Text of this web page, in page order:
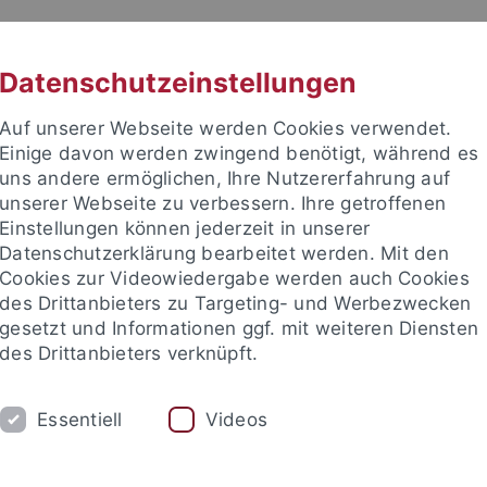
Datenschutzeinstellungen
Auf unserer Webseite werden Cookies verwendet.
Einige davon werden zwingend benötigt, während es
uns andere ermöglichen, Ihre Nutzererfahrung auf
unserer Webseite zu verbessern. Ihre getroffenen
Einstellungen können jederzeit in unserer
Datenschutzerklärung bearbeitet werden. Mit den
Cookies zur Videowiedergabe werden auch Cookies
des Drittanbieters zu Targeting- und Werbezwecken
gesetzt und Informationen ggf. mit weiteren Diensten
des Drittanbieters verknüpft.
Essentiell Videos